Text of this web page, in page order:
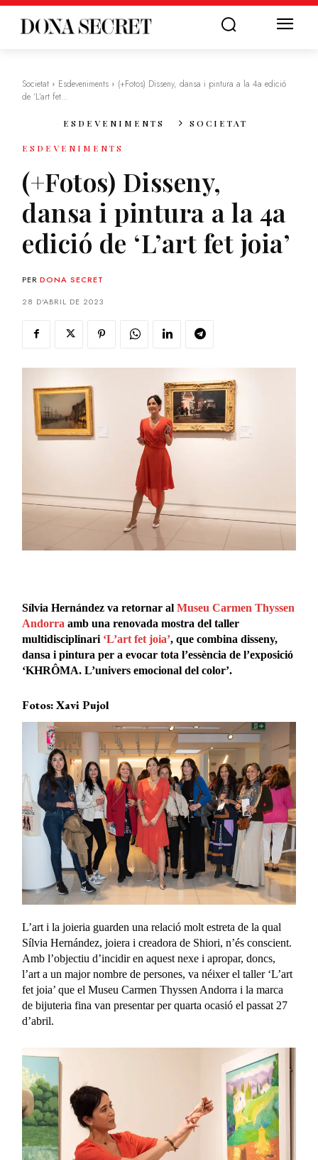
Societat Esdeveniments
(+Fotos) Disseny, dansa i pintura a la 4a edició
de ‘L’art fet...
ESDEVENIMENTS SOCIETAT
ESDEVENIMENTS
(+Fotos) Disseny,
dansa i pintura a la 4a
edició de ‘L’art fet joia’
PER DONA SECRET
28 D'ABRIL DE 2023
Sílvia Hernández va retornar alMuseu Carmen Thyssen
Andorra amb una renovada mostra del taller
multidisciplinari ‘L’art fet joia’, que combina disseny,
dansa i pintura per a evocar tota l’essència de l’exposició
‘KHRÔMA. L’univers emocional del color’.
Fotos: Xavi Pujol
L’art i la joieria guarden una relació molt estreta de la qual
Sílvia Hernández, joiera i creadora de Shiori, n’és conscient.
Amb l’objectiu d’incidir en aquest nexe i apropar, doncs,
l’art a un major nombre de persones, va néixer el taller ‘L’art
fet joia’ que el Museu Carmen Thyssen Andorra i la marca
de bijuteria fina van presentar per quarta ocasió el passat 27
d’abril.